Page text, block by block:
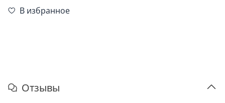
В избранное
Отзывы